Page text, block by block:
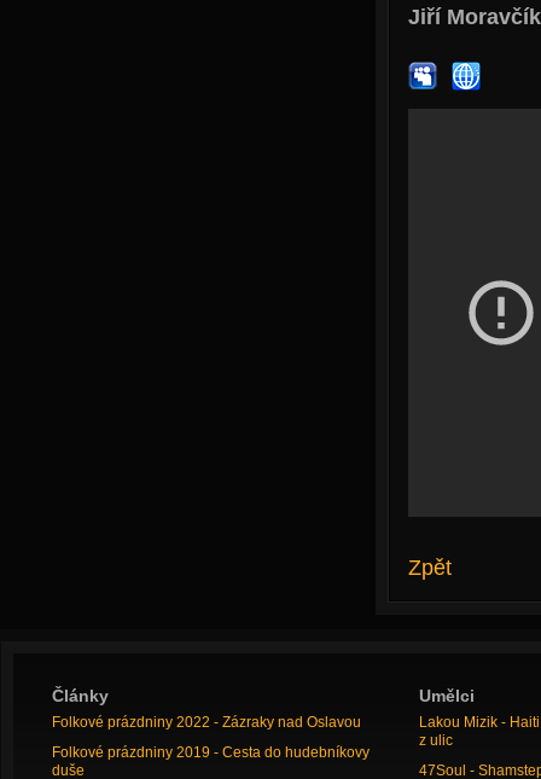
Jiří Moravčík
Zpět
Články
Folkové prázdniny 2022 - Zázraky nad Oslavou
Folkové prázdniny 2019 - Cesta do hudebníkovy
duše
Umělci
Lakou Mizik -
z ulic
47Soul -